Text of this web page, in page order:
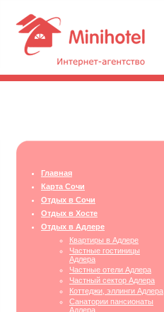
Главная
Карта Сочи
Отдых в Сочи
Отдых в Хосте
Отдых в Адлере
Квартиры в Адлере
Частные гостиницы
Адлера
Частные отели Адлера
Частный сектор Адлера
Коттеджи, эллинги Адлера
Санатории пансионаты
Адлера